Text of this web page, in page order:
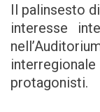
Il palinsesto
interesse
protagonisti.